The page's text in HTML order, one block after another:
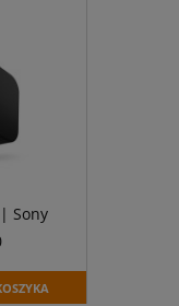
Sony